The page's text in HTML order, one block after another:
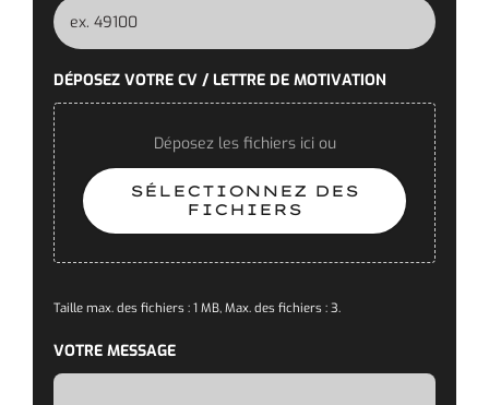
DÉPOSEZ VOTRE CV / LETTRE DE MOTIVATION
Déposez les fichiers ici ou
SÉLECTIONNEZ DES
FICHIERS
Taille max. des fichiers : 1 MB, Max. des fichiers : 3.
VOTRE MESSAGE